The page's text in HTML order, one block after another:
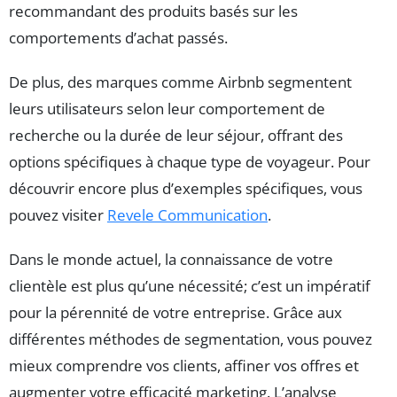
recommandant des produits basés sur les
comportements d’achat passés.
De plus, des marques comme Airbnb segmentent
leurs utilisateurs selon leur comportement de
recherche ou la durée de leur séjour, offrant des
options spécifiques à chaque type de voyageur. Pour
découvrir encore plus d’exemples spécifiques, vous
pouvez visiter Revele Communication.
Dans le monde actuel, la connaissance de votre
clientèle est plus qu’une nécessité; c’est un impératif
pour la pérennité de votre entreprise. Grâce aux
différentes méthodes de segmentation, vous pouvez
mieux comprendre vos clients, affiner vos offres et
augmenter votre efficacité marketing. L’analyse